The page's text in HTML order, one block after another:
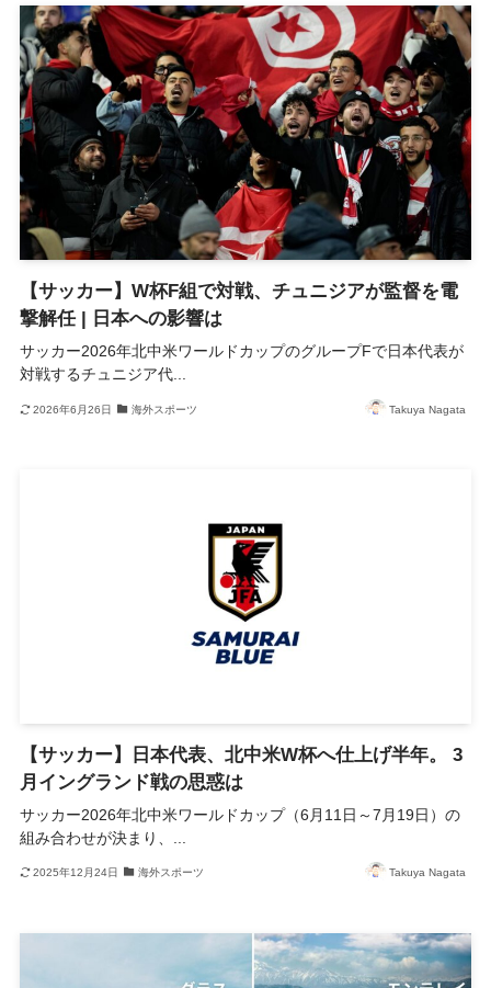
【サッカー】W杯F組で対戦、チュニジアが監督を電
撃解任 | 日本への影響は
サッカー2026年北中米ワールドカップのグループFで日本代表が
対戦するチュニジア代...
2026年6月26日 海外スポーツ Takuya Nagata
【サッカー】日本代表、北中米W杯へ仕上げ半年。 3
月イングランド戦の思惑は
サッカー2026年北中米ワールドカップ（6月11日～7月19日）の
組み合わせが決まり、...
2025年12月24日 海外スポーツ Takuya Nagata